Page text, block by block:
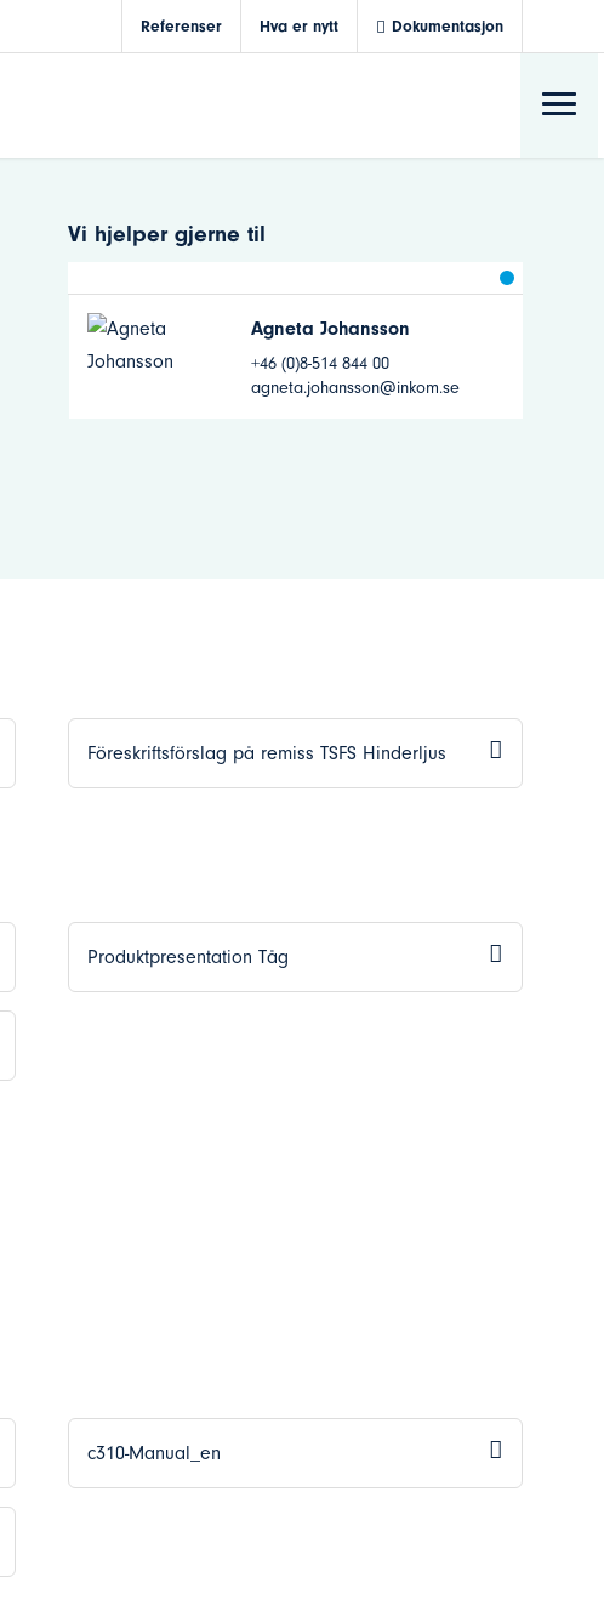
Referenser Hva er nytt Dokumentasjon
Vi hjelper gjerne til
Agneta Johansson
+46 (0)8-514 844 00
agneta.johansson@inkom.se
Föreskriftsförslag på remiss TSFS Hinderljus
Produktpresentation Tåg
c310-Manual_en